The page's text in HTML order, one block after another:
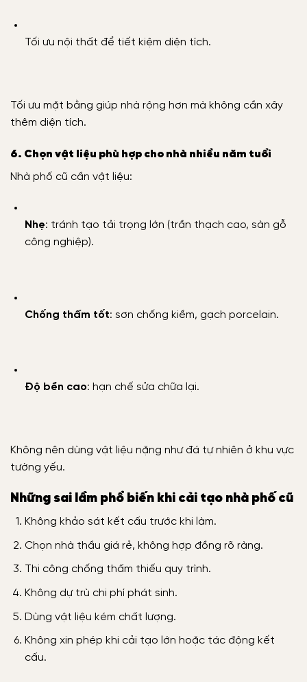
Tối ưu nội thất để tiết kiệm diện tích.
Tối ưu mặt bằng giúp nhà rộng hơn mà không cần xây
thêm diện tích.
6. Chọn vật liệu phù hợp cho nhà nhiều năm tuổi
Nhà phố cũ cần vật liệu:
Nhẹ: tránh tạo tải trọng lớn (trần thạch cao, sàn gỗ
công nghiệp).
Chống thấm tốt: sơn chống kiềm, gạch porcelain.
Độ bền cao: hạn chế sửa chữa lại.
Không nên dùng vật liệu nặng như đá tự nhiên ở khu vực
tường yếu.
Những sai lầm phổ biến khi cải tạo nhà phố cũ
Không khảo sát kết cấu trước khi làm.
Chọn nhà thầu giá rẻ, không hợp đồng rõ ràng.
Thi công chống thấm thiếu quy trình.
Không dự trù chi phí phát sinh.
Dùng vật liệu kém chất lượng.
Không xin phép khi cải tạo lớn hoặc tác động kết
cấu.